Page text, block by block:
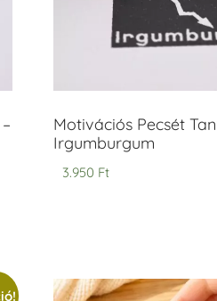
Motivációs Pecsét
Irgumburgum
3.950 Ft